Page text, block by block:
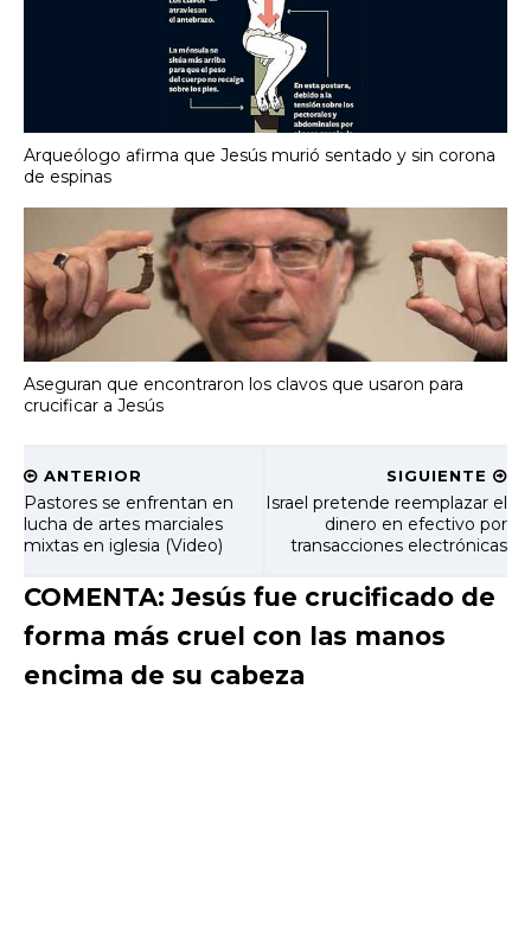
Arqueólogo afirma que Jesús murió sentado y sin corona
de espinas
Aseguran que encontraron los clavos que usaron para
crucificar a Jesús
SIGUIENTE
Israel pretende reemplazar el
dinero en efectivo por
transacciones electrónicas
ANTERIOR
Pastores se enfrentan en
lucha de artes marciales
mixtas en iglesia (Video)
COMENTA: Jesús fue crucificado de
forma más cruel con las manos
encima de su cabeza